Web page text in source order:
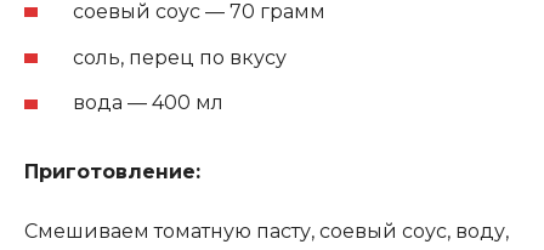
соевый соус — 70 грамм
соль, перец по вкусу
вода — 400 мл
Приготовление:
Смешиваем томатную пасту, соевый соус, воду,